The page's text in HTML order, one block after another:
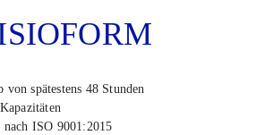
spä­tes­tens 48 Stun­den
ISO 9001:2015